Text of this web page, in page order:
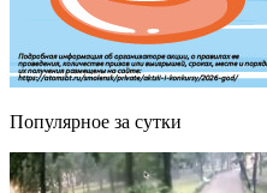
Популярное за сутки